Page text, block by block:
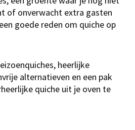
of onverwacht extra gasten
goede reden om quiche op
heerlijke
alternatieven en een pak
quiche uit je oven te